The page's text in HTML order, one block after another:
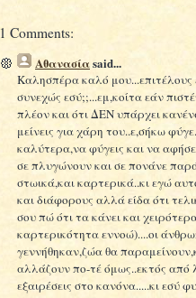
1 Comments:
Αθανασίαsaid...
Καλησπέρα καλό
συνεχώς εσύ;;...εμ,κοίτα εάν
πλέον και ότι ΔΕΝ υπάρχει
μείνεις για χάρη του..ε,σήκω
καλύτερα,να φύγεις και να
σε πλυγώνουν και σε πονάνε
στωικά,και καρτερικά..κι εγώ
και διάφορους αλλά είδα ότι
σου πώ ότι τα κάνει και
καρτερικότητα εννοώ)....οι
γεννήθηκαν,ζώα θα
αλλάζουν πο-τέ όμως..εκτός από
εξαιρέσεις στο κανόνα.....κι εσύ